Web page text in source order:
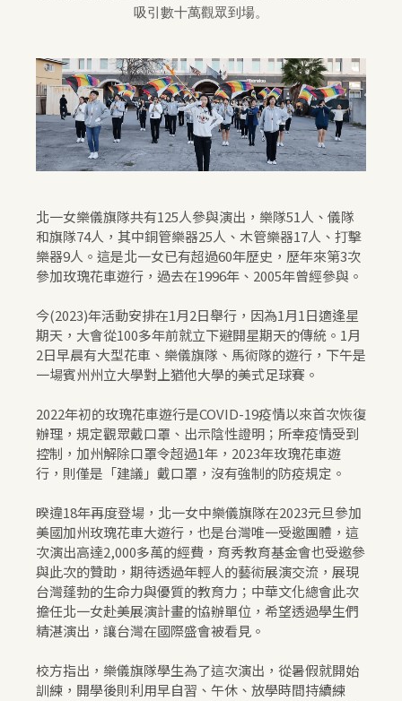
吸引數十萬觀眾到場。
北一女樂儀旗隊共有125人參與演出，樂隊51人、儀隊
和旗隊74人，其中銅管樂器25人、木管樂器17人、打擊
樂器9人。這是北一女已有超過60年歷史，歷年來第3次
參加玫瑰花車遊行，過去在1996年、2005年曾經參與。
今(2023)年活動安排在1月2日舉行，因為1月1日適逢星
期天，大會從100多年前就立下避開星期天的傳統。1月
2日早晨有大型花車、樂儀旗隊、馬術隊的遊行，下午是
一場賓州州立大學對上猶他大學的美式足球賽。
2022年初的玫瑰花車遊行是COVID-19疫情以來首次恢復
辦理，規定觀眾戴口罩、出示陰性證明；所幸疫情受到
控制，加州解除口罩令超過1年，2023年玫瑰花車遊
行，則僅是「建議」戴口罩，沒有強制的防疫規定。
暌違18年再度登場，北一女中樂儀旗隊在2023元旦參加
美國加州玫瑰花車大遊行，也是台灣唯一受邀團體，這
次演出高達2,000多萬的經費，育秀教育基金會也受邀參
與此次的贊助，期待透過年輕人的藝術展演交流，展現
台灣蓬勃的生命力與優質的教育力；中華文化總會此次
擔任北一女赴美展演計畫的協辦單位，希望透過學生們
精湛演出，讓台灣在國際盛會被看見。
校方指出，樂儀旗隊學生為了這次演出，從暑假就開始
訓練，開學後則利用早自習、午休、放學時間持續練